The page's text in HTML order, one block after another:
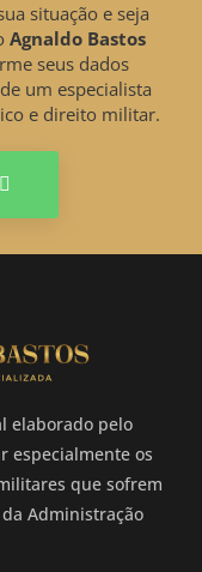
situação e seja
Agnaldo Bastos
seus dados
um especialista
e direito militar.
elaborado pelo
especialmente os
que sofrem
Administração